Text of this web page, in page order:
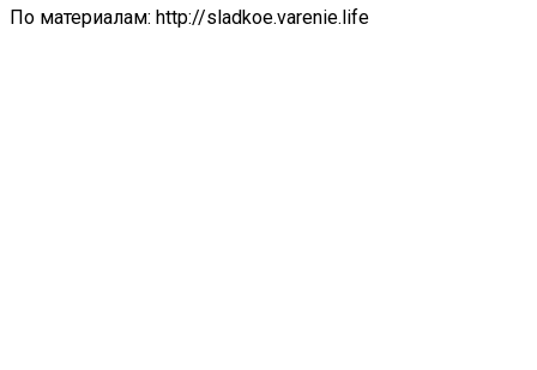
По материалам: http://sladkoe.varenie.life